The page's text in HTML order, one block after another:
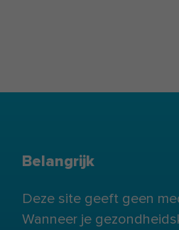
Belangrijk
Deze site geeft geen
Wanneer je